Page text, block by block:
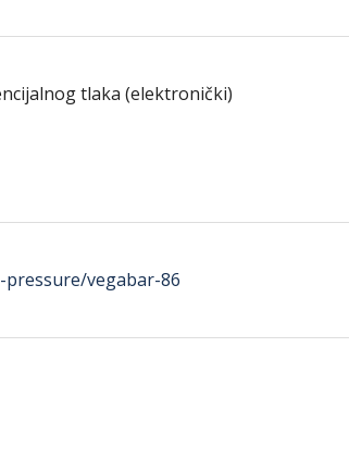
tlaka (elektronički)
vegabar-86